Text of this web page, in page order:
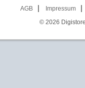
AGB
Impressum
© 2026